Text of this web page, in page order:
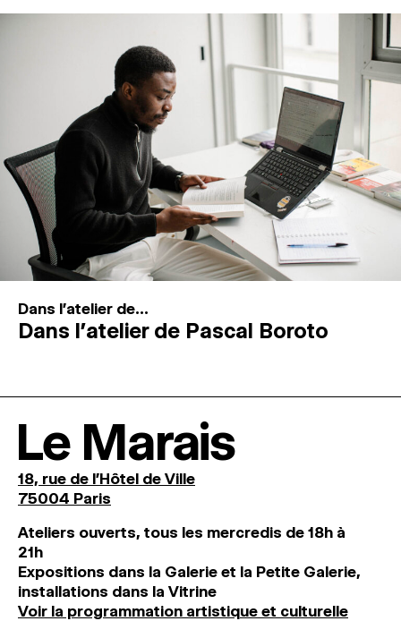
Dans l'atelier de...
Dans l’atelier de Pascal Boroto
Le Marais
18, rue de l'Hôtel de Ville
75004 Paris
Ateliers ouverts, tous les mercredis de 18h à
21h
Expositions dans la Galerie et la Petite Galerie,
installations dans la Vitrine
Voir la programmation artistique et culturelle